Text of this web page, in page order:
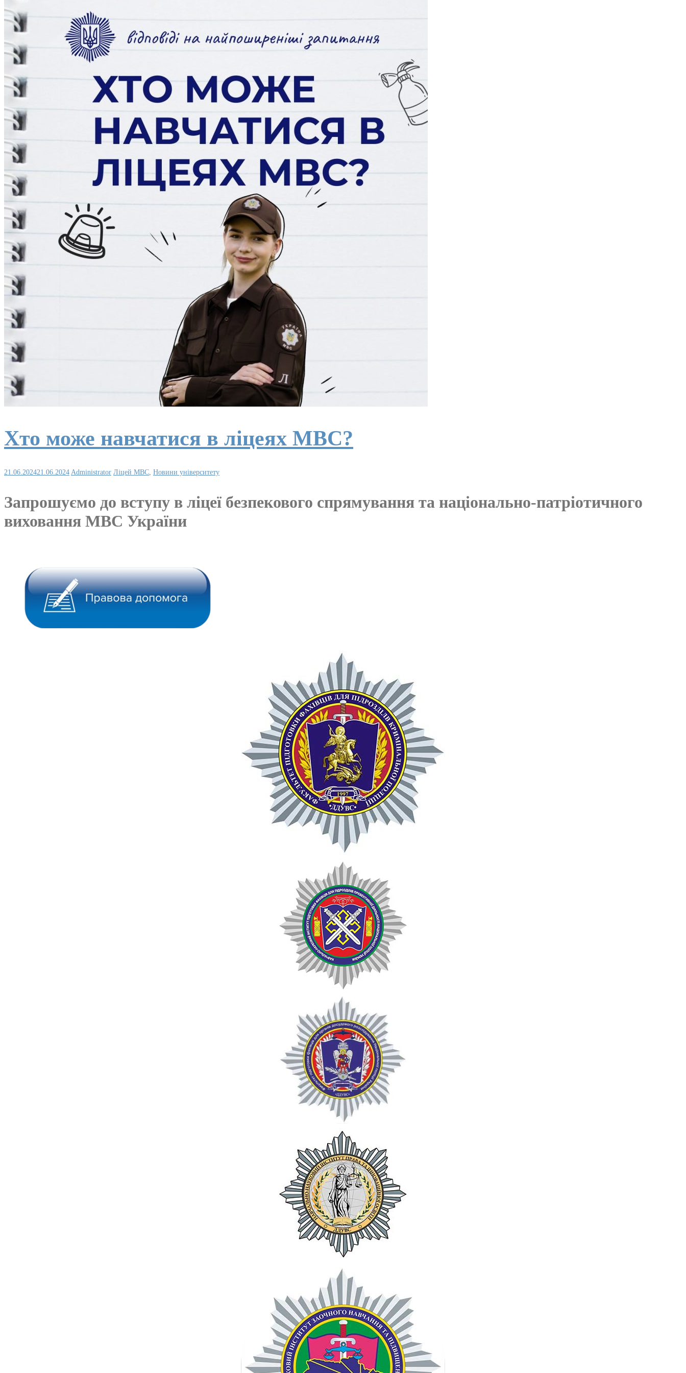
Хто може навчатися в ліцеях МВС?
21.06.202421.06.2024 Administrator Ліцей МВС, Новини університету
Запрошуємо до вступу в ліцеї безпекового спрямування та національно-патріотичного
виховання МВС України